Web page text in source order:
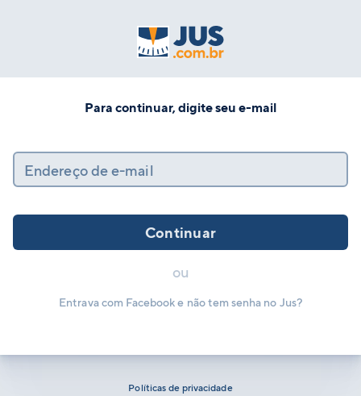
Para continuar, digite seu e-mail
Endereço de e-mail
Continuar
ou
Entrava com Facebook e não tem senha no Jus?
Políticas de privacidade